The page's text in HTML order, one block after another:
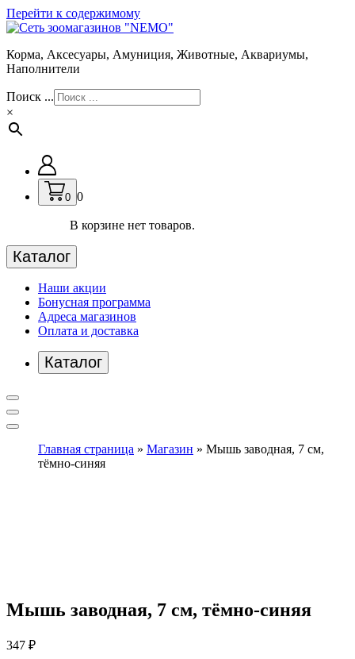
Перейти к содержимому
Корма, Аксесуары, Амуниция, Животные, Аквариумы,
Наполнители
Поиск ...
×
0 0
В корзине нет товаров.
Каталог
Наши акции
Бонусная программа
Адреса магазинов
Оплата и доставка
Каталог
Главная страница » Магазин » Мышь заводная, 7 см,
тёмно-синяя
Мышь заводная, 7 см, тёмно-синяя
347 ₽